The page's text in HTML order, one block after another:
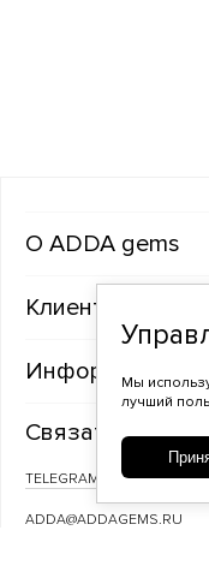
ADDA gems
Клиентам
Информация
Связаться с
TELEGRAM ВКОНТАКТЕ
ADDA@ADDAGEMS.RU
Мы
лучший